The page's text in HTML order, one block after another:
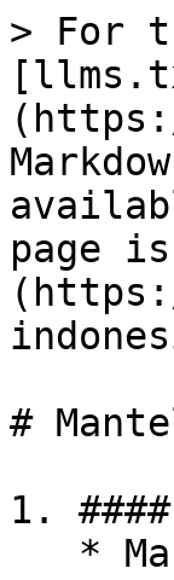
> For
page
#
1.